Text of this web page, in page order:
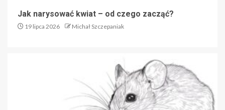
Jak narysować kwiat – od czego zacząć?
19 lipca 2026 Michał Szczepaniak